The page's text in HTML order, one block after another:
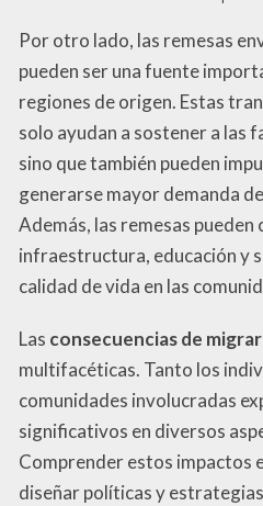
Por otro lado, las remesas
pueden ser una fuente
regiones de origen. Estas
solo ayudan a sostener a las
sino que también pueden
generarse mayor demanda
Además, las remesas
infraestructura, educación y
calidad de vida en las
Las consecuencias de migrar
multifacéticas. Tanto los
comunidades involucradas
significativos en diversos
Comprender estos impactos
diseñar políticas y